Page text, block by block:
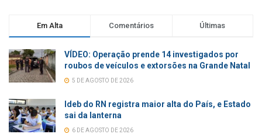
Em Alta Comentários Últimas
VÍDEO: Operação prende 14 investigados por
roubos de veículos e extorsões na Grande Natal
5 DE AGOSTO DE 2026
Ideb do RN registra maior alta do País, e Estado
sai da lanterna
6 DE AGOSTO DE 2026